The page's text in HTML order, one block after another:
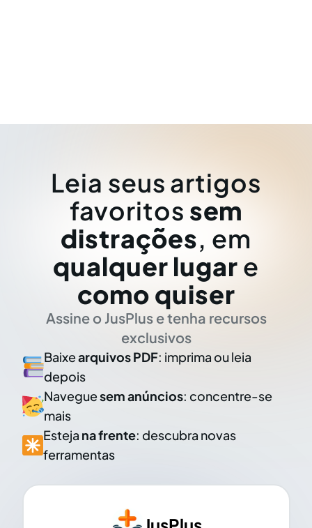
Leia seus artigos
favoritos sem
distrações, em
qualquer lugar e
como quiser
Assine o JusPlus e tenha recursos
exclusivos
Baixearquivos PDF: imprima ou leia
depois
Naveguesem anúncios: concentre-se
mais
Esteja na frente: descubra novas
ferramentas